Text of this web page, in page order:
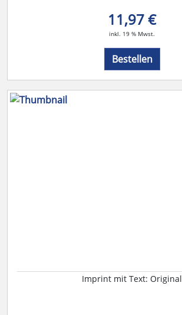
11,97 €
inkl. 19 % Mwst.
Bestellen
Imprint mit Text: Original